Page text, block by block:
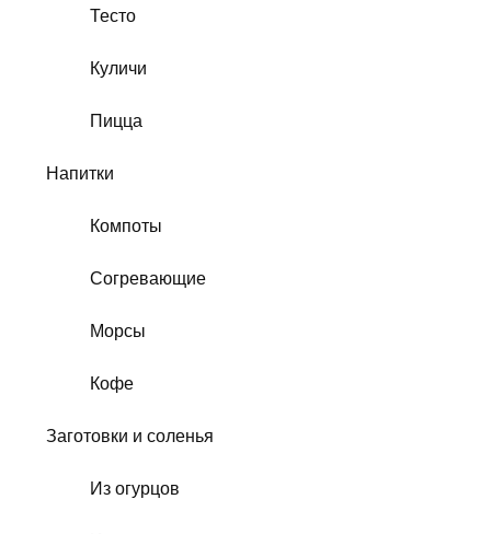
Тесто
Куличи
Пицца
Напитки
Компоты
Согревающие
Морсы
Кофе
Заготовки и соленья
Из огурцов